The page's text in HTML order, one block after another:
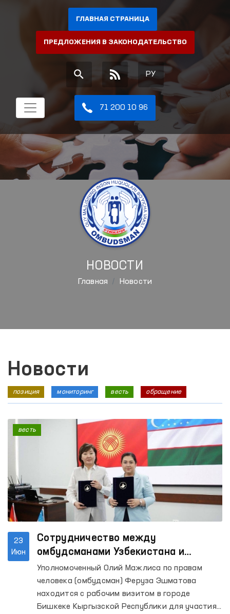
ГЛАВНАЯ СТРАНИЦА
ПРЕДЛОЖЕНИЯ В ЗАКОНОДАТЕЛЬСТВО
РУ
71 200 10 96
НОВОСТИ
Главная Новости
Новости
позиция мониторинг весть обращение
23
Июн
Сотрудничество между
омбудсманами Узбекистана и
Кыргызстана выходит на новый
уровень
Уполномоченный Олий Мажлиса по правам
человека (омбудсман) Феруза Эшматова
находится с рабочим визитом в городе
Бишкеке Кыргызской Республики для участия
весть